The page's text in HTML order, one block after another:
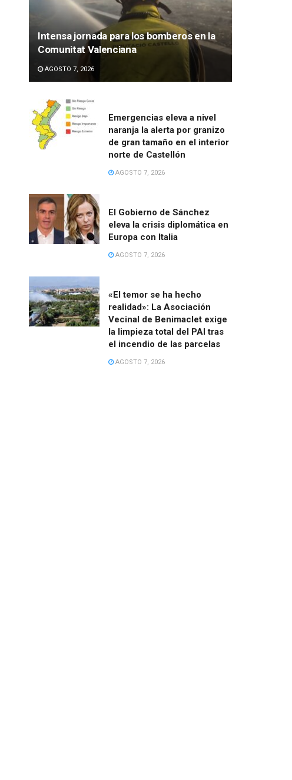
Intensa jornada para los bomberos en la
Comunitat Valenciana
AGOSTO 7, 2026
Emergencias eleva a nivel
naranja la alerta por granizo
de gran tamaño en el interior
norte de Castellón
AGOSTO 7, 2026
El Gobierno de Sánchez
eleva la crisis diplomática en
Europa con Italia
AGOSTO 7, 2026
«El temor se ha hecho
realidad»: La Asociación
Vecinal de Benimaclet exige
la limpieza total del PAI tras
el incendio de las parcelas
AGOSTO 7, 2026